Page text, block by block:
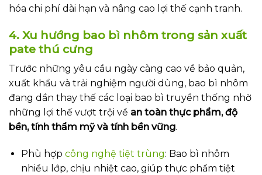
hóa chi phí dài hạn và nâng cao lợi thế cạnh tranh.
4. Xu hướng bao bì nhôm trong sản xuất
pate thú cưng
Trước những yêu cầu ngày càng cao về bảo quản,
xuất khẩu và trải nghiệm người dùng, bao bì nhôm
đang dần thay thế các loại bao bì truyền thống nhờ
những lợi thế vượt trội về an toàn thực phẩm, độ
bền, tính thẩm mỹ và tính bền vững.
Phù hợp công nghệ tiệt trùng: Bao bì nhôm
nhiều lớp, chịu nhiệt cao, giúp thực phẩm tiệt